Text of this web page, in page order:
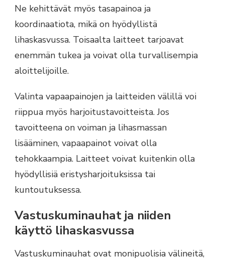
Ne kehittävät myös tasapainoa ja
koordinaatiota, mikä on hyödyllistä
lihaskasvussa. Toisaalta laitteet tarjoavat
enemmän tukea ja voivat olla turvallisempia
aloittelijoille.
Valinta vapaapainojen ja laitteiden välillä voi
riippua myös harjoitustavoitteista. Jos
tavoitteena on voiman ja lihasmassan
lisääminen, vapaapainot voivat olla
tehokkaampia. Laitteet voivat kuitenkin olla
hyödyllisiä eristysharjoituksissa tai
kuntoutuksessa.
Vastuskuminauhat ja niiden
käyttö lihaskasvussa
Vastuskuminauhat ovat monipuolisia välineitä,